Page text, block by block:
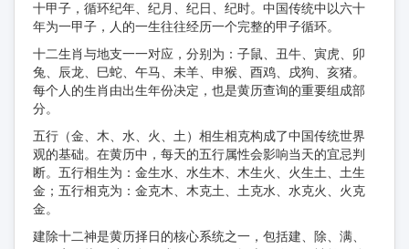
十甲子，循环纪年、纪月、纪日、纪时。中国传统中以六十
年为一甲子，人的一生往往经历一个完整的甲子循环。
十二生肖与地支一一对应，分别为：子鼠、丑牛、寅虎、卯
兔、辰龙、巳蛇、午马、未羊、申猴、酉鸡、戌狗、亥猪。
每个人的生肖由出生年份决定，也是黄历查询的重要组成部
分。
五行（金、木、水、火、土）相生相克构成了中国传统世界
观的基础。在黄历中，每天的五行属性会影响当天的宜忌判
断。五行相生为：金生水、水生木、木生火、火生土、土生
金；五行相克为：金克木、木克土、土克水、水克火、火克
金。
建除十二神是黄历择日的核心系统之一，包括建、除、满、